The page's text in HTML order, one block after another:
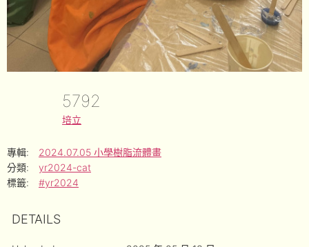
5792
培立
專輯:
2024.07.05 小學樹脂流體畫
分類:
yr2024-cat
標籤:
#yr2024
DETAILS